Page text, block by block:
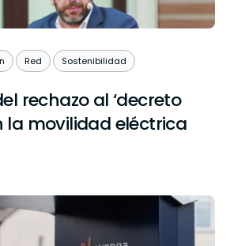
Red Sostenibilidad
rechazo al ‘decreto
la movilidad eléctrica